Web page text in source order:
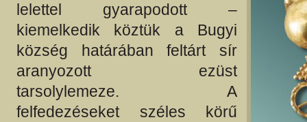
lelettel gyarapodott –
kiemelkedik köztük a Bugyi
község határában feltárt sír
aranyozott ezüst
tarsolylemeze. A
felfedezéseket széles körű